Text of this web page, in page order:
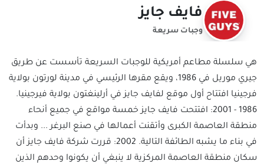
فايف جايز
وجبات سريعة
هي سلسلة مطاعم أمريكية للوجبات السريعة تأسست عن طريق
جيري موريل في 1986، ويقع مقرها الرئيسي في مدينة لورتون بولاية
فرجينيا افتتاح أول موقع لفايف جايز في أرلينغتون بولاية فيرجينيا.
1986 - 2001: افتتحت فايف جايز خمسة مواقع في جميع أنحاء
منطقة العاصمة الكبرى وأتقنت أعمالها في صنع البرغر ... وبدأت
في بناء ما يشبه الطائفة التالية. 2002: قررت شركة فايف جايز أن
سكان منطقة العاصمة المركزية لا ينبغي أن يكونوا وحدهم الذين